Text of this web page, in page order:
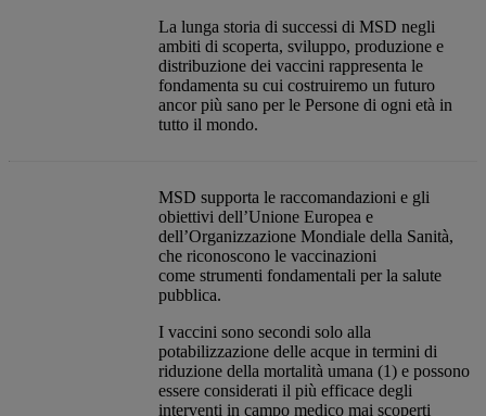
La lunga storia di successi di MSD negli
ambiti di scoperta, sviluppo, produzione e
distribuzione dei vaccini rappresenta le
fondamenta su cui costruiremo un futuro
ancor più sano per le Persone di ogni età in
tutto il mondo.
MSD supporta le raccomandazioni e gli
obiettivi dell’Unione Europea e
dell’Organizzazione Mondiale della Sanità,
che riconoscono le vaccinazioni
come strumenti fondamentali per la salute
pubblica.​
I vaccini sono secondi solo alla
potabilizzazione delle acque in termini di
riduzione della mortalità umana (1) e possono
essere considerati il più efficace degli
interventi in campo medico mai scoperti